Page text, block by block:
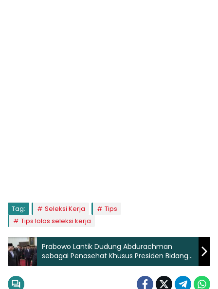
Tag: Seleksi Kerja
Tips
Tips lolos seleksi kerja
Prabowo Lantik Dudung Abdurachman
sebagai Penasehat Khusus Presiden Bidang
Pertahanan Nasional